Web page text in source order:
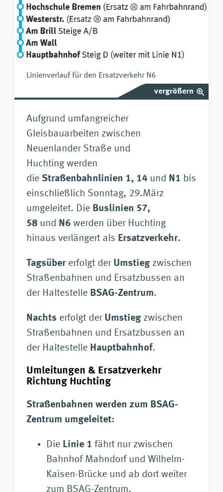
Linienverlauf für den Ersatzverkehr N6
vergrößern
Aufgrund umfangreicher
Gleisbauarbeiten zwischen
Neuenlander Straße und
Huchting werden
die Straßenbahnlinien 1, 14 und N1 bis
einschließlich Sonntag, 29.März
umgeleitet. Die Buslinien 57,
58 und N6 werden über Huchting
hinaus verlängert als Ersatzverkehr.
Tagsübererfolgt der Umstiegzwischen
Straßenbahnen und Ersatzbussen an
der Haltestelle BSAG-Zentrum.
Nachts erfolgt der Umstiegzwischen
Straßenbahnen und Ersatzbussen an
der Haltestelle Hauptbahnhof.
Umleitungen & Ersatzverkehr
Richtung Huchting
Straßenbahnen werden zum BSAG-
Zentrum umgeleitet:
Die Linie 1 fährt nur zwischen
Bahnhof Mahndorf und Wilhelm-
Kaisen-Brücke und ab dort weiter
zum BSAG-Zentrum.